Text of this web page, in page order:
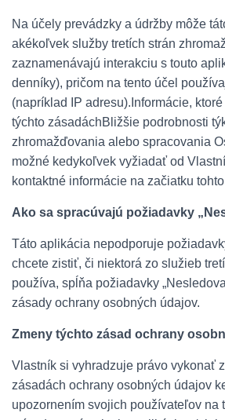
Na účely prevádzky a údržby môže
akékoľvek služby tretích strán
zaznamenávajú interakciu s touto
denníky), pričom na tento účel
(napríklad IP adresu).Informácie,
týchto zásadáchBližšie podrobnosti
zhromažďovania alebo spracovania
možné kedykoľvek vyžiadať od
kontaktné informácie na začiatku
Ako sa spracúvajú požiadavky
Táto aplikácia nepodporuje
chcete zistiť, či niektorá zo služieb
používa, spĺňa požiadavky
zásady ochrany osobných údajov.
Zmeny týchto zásad ochrany
Vlastník si vyhradzuje právo vykonať
zásadách ochrany osobných údajov
upozornením svojich používateľov na